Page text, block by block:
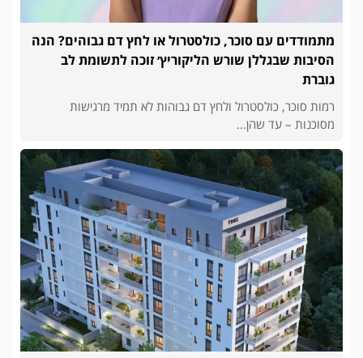
מתמודדים עם סוכר, כולסטרול או לחץ דם גבוהים? הנה
הסיבות שבגללן שורש הליקוריץ׳ זוכה לתשומת לב
גוברת
רמות סוכר, כולסטרול ולחץ דם גבוהות לא תמיד מרגישות
מסוכנות – עד שהן...